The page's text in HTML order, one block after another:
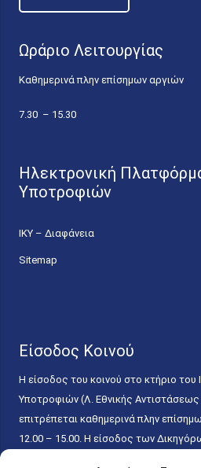
Ωράριο Λειτουργίας
Καθημερινά πλην επίσημων αργιών
7.30 – 15.30
Ηλεκτρονική
Υποτροφιών
ΙΚΥ – Διαφάνεια
Sitemap
Είσοδος Κοινού
Η είσοδος του κοινού στο κτήριο
Υποτροφιών (Λ. Εθνικής Αντιστάσεως
επιτρέπεται καθημερινά πλην
12.00 – 15.00. Η είσοδος των